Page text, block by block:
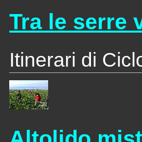
Tra le serre
Itinerari di